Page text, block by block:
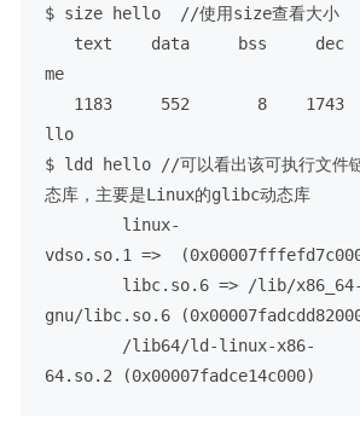
$ size hello  //使用size查看大小
text    data     bss     dec
me
1183     552       8    1743
llo
$ ldd hello //可以看出该可执行文件
态库，主要是Linux的glibc动态库
linux-
vdso.so.1 =>
libc.so.6 => /lib/x86_64-
gnu/libc.so.6
/lib64/ld-linux-x86-
64.so.2 (0x00007fadce14c000)